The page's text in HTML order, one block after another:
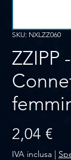
SKU: NXLZZ060
ZZIPP
2,04 €
IVA inclusa |